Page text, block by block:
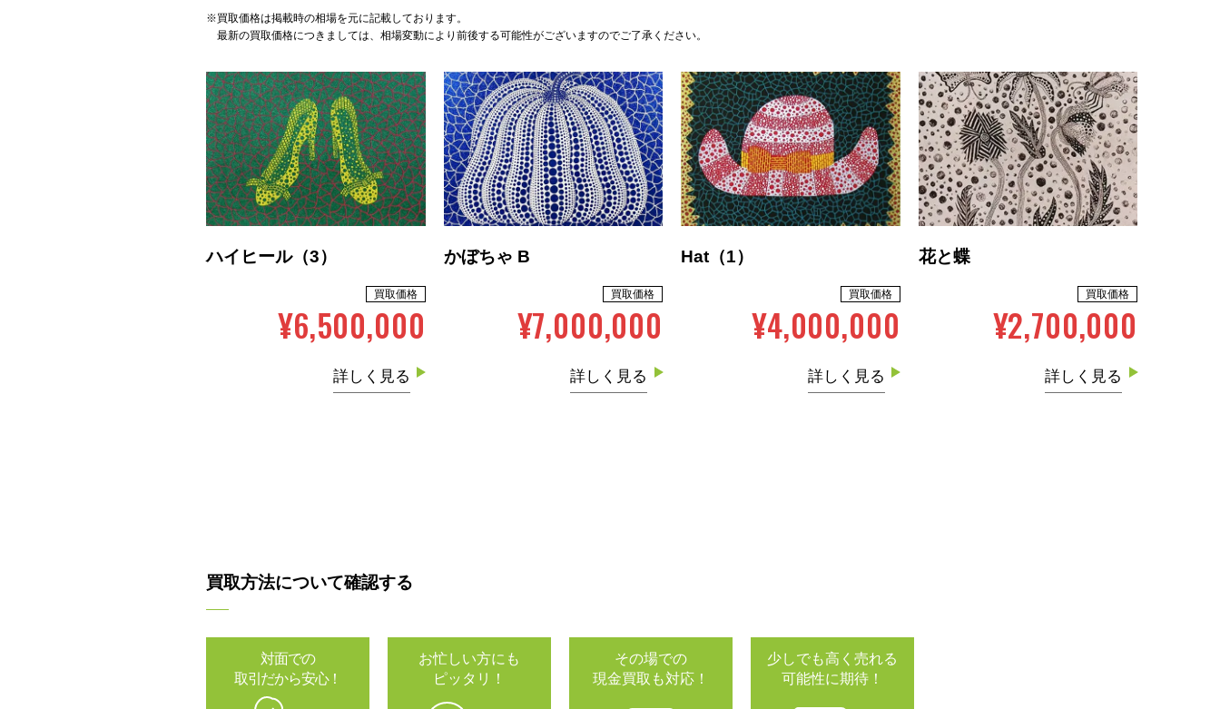
※買取価格は掲載時の相場を元に記載しております。
最新の買取価格につきましては、相場変動により前後する可能性がございますのでご了承ください。
ハイヒール（3）
買取価格
¥6,500,000
詳しく見る
かぼちゃ B
買取価格
¥7,000,000
詳しく見る
Hat（1）
買取価格
¥4,000,000
詳しく見る
花と蝶
買取価格
¥2,700,000
詳しく見る
買取方法について確認する
対面での
取引だから安心！
お忙しい方にも
ピッタリ！
その場での
現金買取も対応！
少しでも高く売れる
可能性に期待！